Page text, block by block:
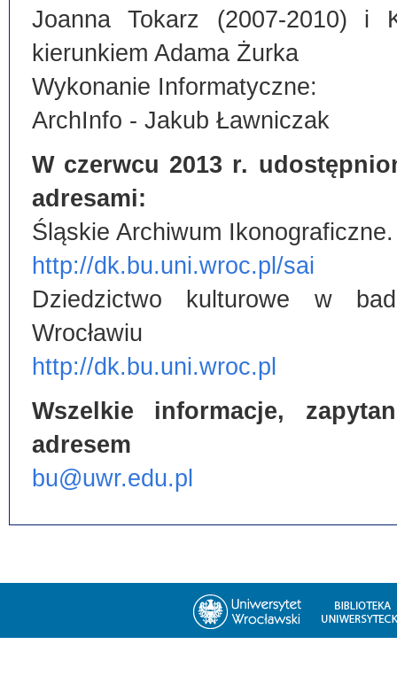
Joanna Tokarz (2007-2010) i
kierunkiem Adama Żurka
Wykonanie Informatyczne:
ArchInfo - Jakub Ławniczak
W czerwcu 2013 r.
adresami:
Śląskie Archiwum Ikonograficzne.
http://dk.bu.uni.wroc.pl/sai
Dziedzictwo kulturowe w
Wrocławiu
http://dk.bu.uni.wroc.pl
Wszelkie informacje,
adresem
bu@uwr.edu.pl